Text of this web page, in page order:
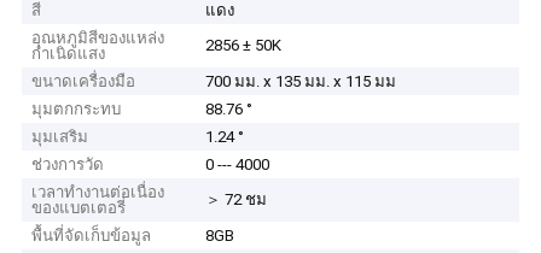
สี
แดง
อุณหภูมิสีของแหล่ง
กำเนิดแสง
2856 ± 50K
ขนาดเครื่องมือ
700 มม. x 135 มม. x 115 มม
มุมตกกระทบ
88.76 °
มุมเสริม
1.24 °
ช่วงการวัด
0 --- 4000
เวลาทำงานต่อเนื่อง
ของแบตเตอรี่
＞ 72 ชม
พื้นที่จัดเก็บข้อมูล
8GB